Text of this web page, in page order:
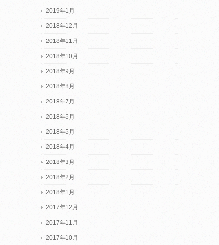
2019年1月
2018年12月
2018年11月
2018年10月
2018年9月
2018年8月
2018年7月
2018年6月
2018年5月
2018年4月
2018年3月
2018年2月
2018年1月
2017年12月
2017年11月
2017年10月